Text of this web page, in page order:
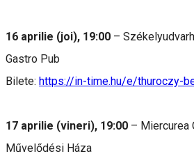
16 aprilie (joi), 19:00 –
Gastro Pub
Bilete: https://in-time.hu/e/thuroczy-
17 aprilie (vineri), 19:00 – Miercurea
Művelődési Háza